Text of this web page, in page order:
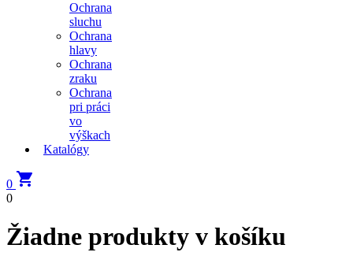
Ochrana
sluchu
Ochrana
hlavy
Ochrana
zraku
Ochrana
pri práci
vo
výškach
Katalógy
0 
0
Žiadne produkty v košíku